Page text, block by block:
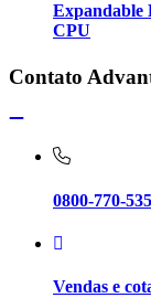
Expandable
CPU
Contato
0800-770-
Vendas e